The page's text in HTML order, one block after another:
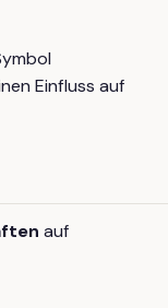
Einfluss auf
auf